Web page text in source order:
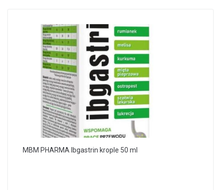
MBM PHARMA Ibgastrin krople 50 ml